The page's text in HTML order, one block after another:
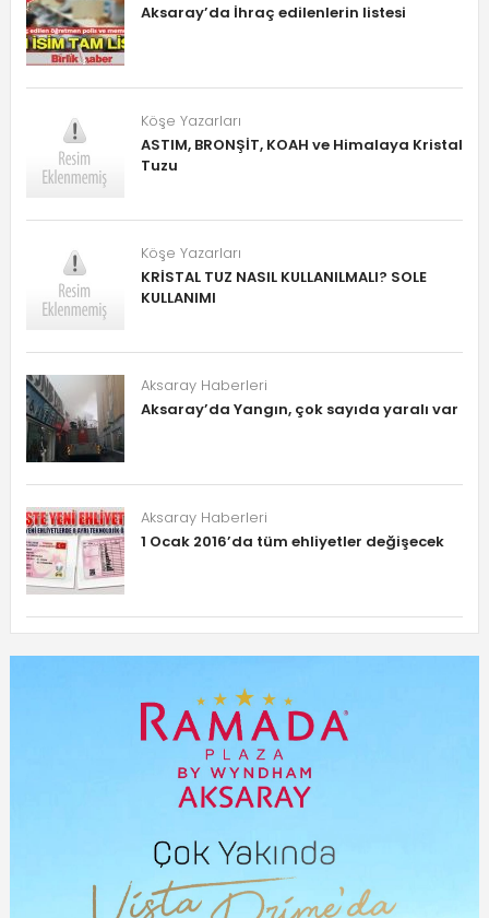
Aksaray’da İhraç edilenlerin listesi
Köşe Yazarları
ASTIM, BRONŞİT, KOAH ve Himalaya Kristal
Tuzu
Köşe Yazarları
KRİSTAL TUZ NASIL KULLANILMALI? SOLE
KULLANIMI
Aksaray Haberleri
Aksaray’da Yangın, çok sayıda yaralı var
Aksaray Haberleri
1 Ocak 2016’da tüm ehliyetler değişecek